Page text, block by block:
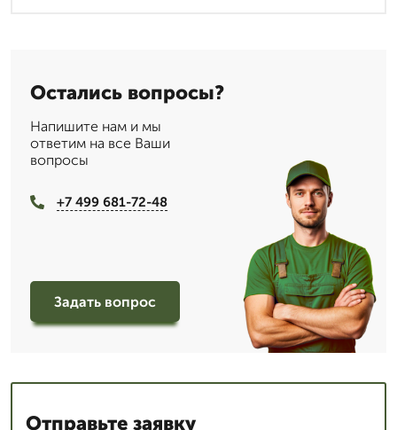
Остались вопросы?
Напишите нам и мы
ответим на все Ваши
вопросы
+7 499 681-72-48
Задать вопрос
Отправьте заявку